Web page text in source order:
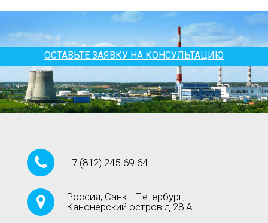
ОСТАВЬТЕ ЗАЯВКУ НА КОНСУЛЬТАЦИЮ
+7 (812) 245-69-64
Россия, Санкт-Петербург,
Канонерский остров д.28 А